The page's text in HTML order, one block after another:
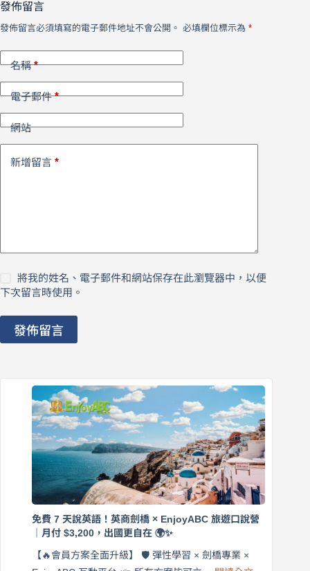
發佈留言
發佈留言必須填寫的電子郵件地址不會公開。 必填欄位標示為 *
名稱*
電子郵件*
網站
新增留言 *
將我的姓名、電子郵件和網站保存在此瀏覽器中，以便
下次留言時使用。
發佈留言
免費 7 天說英語！英商劍橋 × EnjoyABC 旅遊口說營
｜月付 $3,200，出國更自在 🌍✨
【🔥會員方案全面升級】 🛡️ 彈性學習 × 劍橋專業 ×